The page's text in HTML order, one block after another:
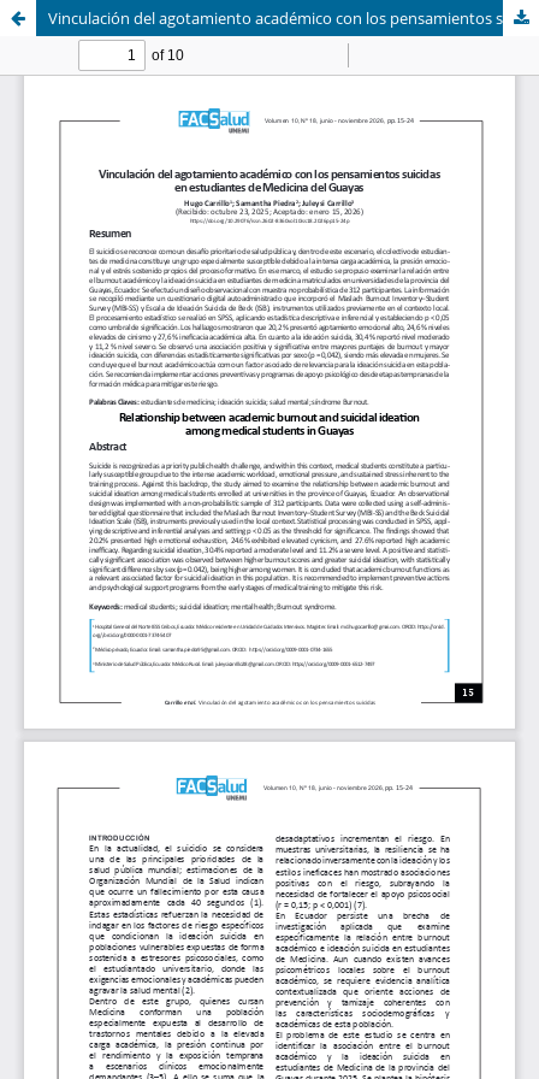
Vinculación del agotamiento académico con los pensamientos suicidas en estudiantes de Medicina del Guayas